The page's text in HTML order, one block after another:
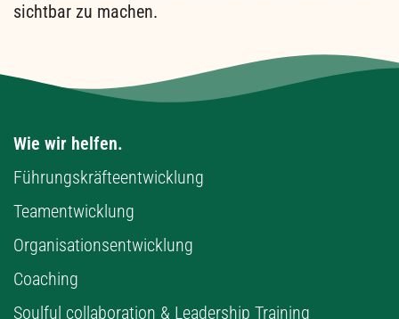
sichtbar zu machen.
Wie wir helfen.
Führungskräfteentwicklung
Teamentwicklung
Organisationsentwicklung
Coaching
Soulful collaboration & Leadership Training